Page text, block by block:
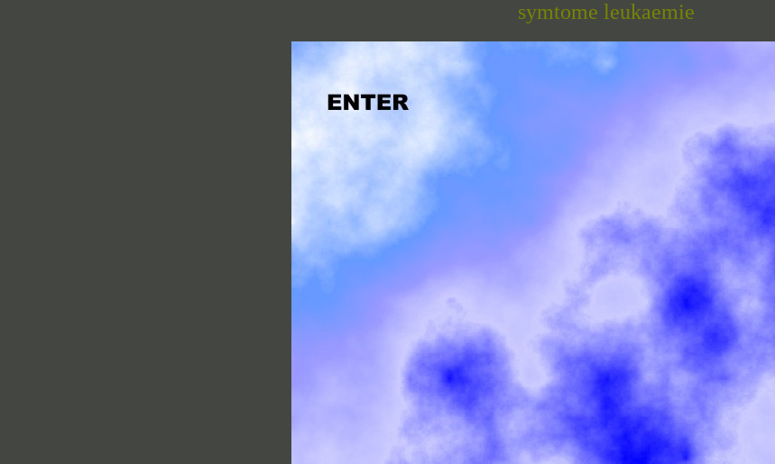
symtome leukaemie